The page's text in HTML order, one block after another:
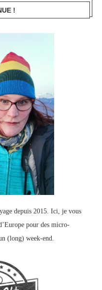
!
depuis 2015. Ici, je vous
pour des micro-
(long) week-end.